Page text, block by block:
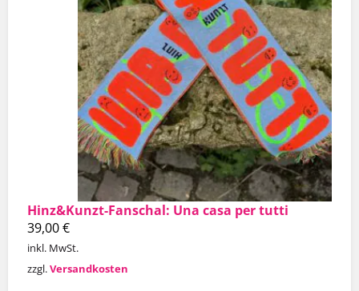
Hinz&Kunzt-Fanschal: Una casa per tutti
39,00€
inkl. MwSt.
zzgl.Versandkosten